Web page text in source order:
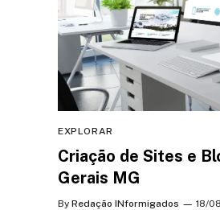
EXPLORAR
Criação de Sites e
Gerais MG
By Redação INformigados 18/